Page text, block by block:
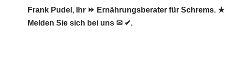
Frank Pudel, Ihr ⏩ Ernährungsberater für
Melden Sie sich bei uns ✉ ✔.